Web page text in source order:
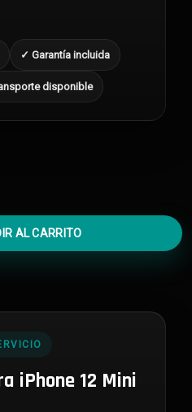
✓ Garantía incluida
disponible
AL CARRITO
iPhone 12 Mini